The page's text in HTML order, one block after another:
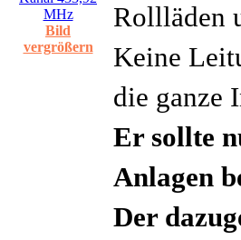
Bild
vergrößern
Rollläden
Keine
die ganze
Er sollte
Anlagen
Der